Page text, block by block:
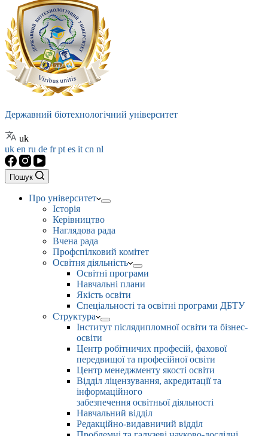
Державний біотехнологічний університет
uk
uk en ru de frpt es it cn nl
Пошук
Про університет
Історія
Керівництво
Наглядова рада
Вчена рада
Профспілковий комітет
Освітня діяльність
Освітні програми
Навчальні плани
Якість освіти
Спеціальності та освітні програми ДБТУ
Структура
Інститут післядипломної освіти та бізнес-
освіти
Центр робітничих професій, фахової
передвищої та професійної освіти
Центр менеджменту якості освіти
Відділ ліцензування, акредитації та
інформаційного
забезпечення освітньої діяльності
Навчальний відділ
Редакційно-видавничий відділ